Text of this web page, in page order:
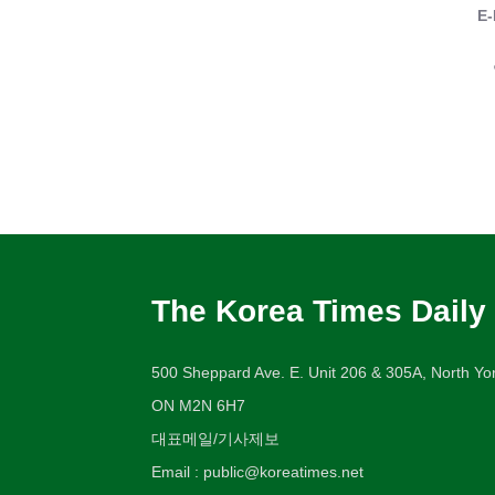
The Korea Times Daily
500 Sheppard Ave. E. Unit 206 & 305A, North
ON M2N 6H7
대표메일/기사제보
Email : public@koreatimes.net